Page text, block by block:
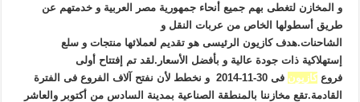
و المخازن لتغطى بهم جميع أنحاء جمهورية مصر العربية و خدمتهم عن
طريق أسطولها الخاص من عربات النقل و
الشاحنات.هدف كازيون الرئيسى هو تقديم لعملائها منتجات و سلع
إستهلاكية ذات جودة عالية و بأفضل الأسعار.لقد تم إفتتاح أولى
فروع كازيون
فى 30-11-2014 و نخطط لأن نفتح آلاف الفروع فى الفترة
القادمة.تقع مخازننا بالمنطقة الصناعية بمدينة السادس من أكتوبر والعاشر